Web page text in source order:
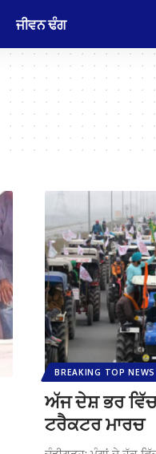
ਜੀਵਨ ਢੰਗ
BREAKING TOP NEWS
ਅੱਜ ਦੇਸ਼ ਭਰ
ਟਰੈਕਟਰ ਮਾਰਚ